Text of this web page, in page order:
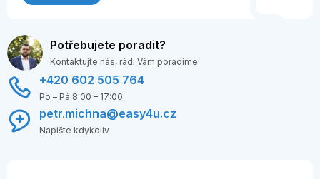
Potřebujete poradit?
Kontaktujte nás, rádi Vám poradíme
+420 602 505 764
Po – Pá 8:00 – 17:00
petr.michna@easy4u.cz
Napište kdykoliv